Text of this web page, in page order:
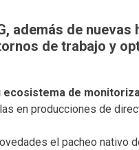
además de nuevas
de trabajo y
ecosistema de
en producciones de
el pacheo nativo